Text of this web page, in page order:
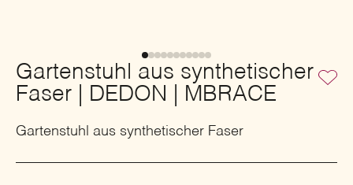
Gartenstuhl aus synthetischer
Faser | DEDON | MBRACE
Gartenstuhl aus synthetischer Faser